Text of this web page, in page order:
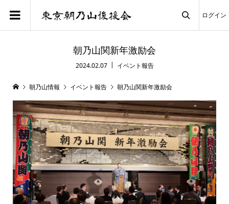
ログイン
朝乃山関新年激励会
2024.02.07 イベント報告
朝乃山情報 イベント報告 朝乃山関新年激励会